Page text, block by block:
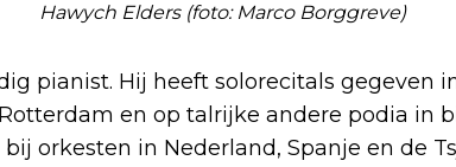
Hawych Elders (foto: Marco Borggreve)
pianist. Hij heeft solorecitals gegeven
en op talrijke andere podia in
orkesten in Nederland, Spanje en de